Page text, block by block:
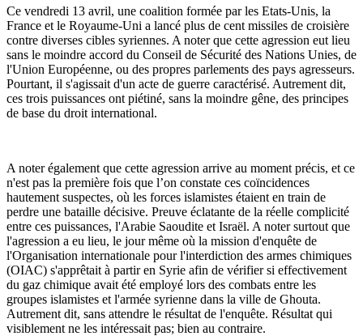
Ce vendredi 13 avril, une coalition formée par les Etats-Unis, la
France et le Royaume-Uni a lancé plus de cent missiles de croisière
contre diverses cibles syriennes. A noter que cette agression eut lieu
sans le moindre accord du Conseil de Sécurité des Nations Unies, de
l'Union Européenne, ou des propres parlements des pays agresseurs.
Pourtant, il s'agissait d'un acte de guerre caractérisé. Autrement dit,
ces trois puissances ont piétiné, sans la moindre gêne, des principes
de base du droit international.
A noter également que cette agression arrive au moment précis, et ce
n'est pas la première fois que l’on constate ces coïncidences
hautement suspectes, où les forces islamistes étaient en train de
perdre une bataille décisive. Preuve éclatante de la réelle complicité
entre ces puissances, l'Arabie Saoudite et Israël. A noter surtout que
l'agression a eu lieu, le jour même où la mission d'enquête de
l'Organisation internationale pour l'interdiction des armes chimiques
(OIAC) s'apprêtait à partir en Syrie afin de vérifier si effectivement
du gaz chimique avait été employé lors des combats entre les
groupes islamistes et l'armée syrienne dans la ville de Ghouta.
Autrement dit, sans attendre le résultat de l'enquête. Résultat qui
visiblement ne les intéressait pas; bien au contraire.